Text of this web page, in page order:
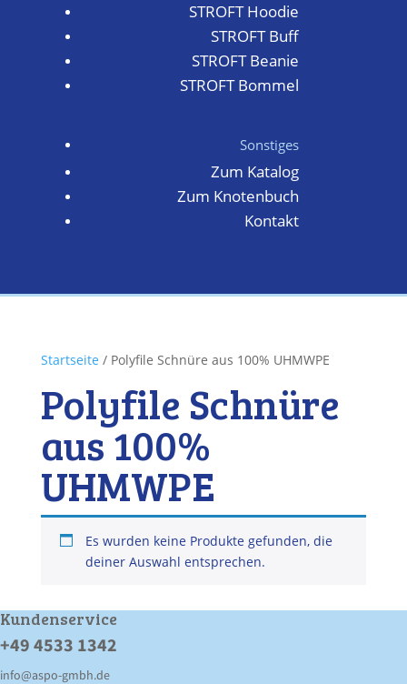
STROFT Hoodie
STROFT Buff
STROFT Beanie
STROFT Bommel
Sonstiges
Zum Katalog
Zum Knotenbuch
Kontakt
Startseite / Polyfile Schnüre aus 100% UHMWPE
Polyfile Schnüre
aus 100%
UHMWPE
Es wurden keine Produkte gefunden, die
deiner Auswahl entsprechen.
Kunden­service
+49 4533 1342
info@aspo-gmbh.de